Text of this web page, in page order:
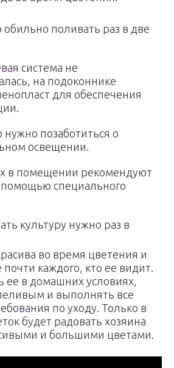
поливать раз в две
система не
на подоконнике
для обеспечения
нужно позаботиться о
освещении.
в помещении рекомендуют
помощью специального
культуру нужно раз в
во время цветения и
каждого, кто ее видит.
ее в домашних условиях,
и выполнять все
по уходу. Только в
будет радовать хозяина
и большими цветами.